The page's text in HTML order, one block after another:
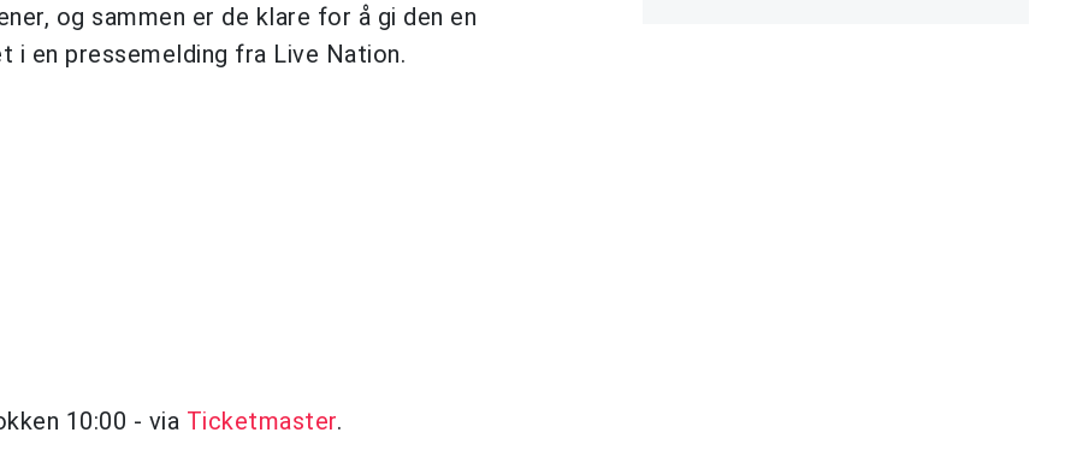
og sammen er de klare for å gi den en
i en pressemelding fra Live Nation.
10:00 - via Ticketmaster.